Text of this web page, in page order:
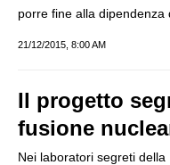
porre fine alla dipendenza
21/12/2015, 8:00 AM
Il progetto
fusione
Nei laboratori segreti